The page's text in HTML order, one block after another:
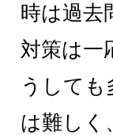
時は過去
対策は一
うしても
は難しく